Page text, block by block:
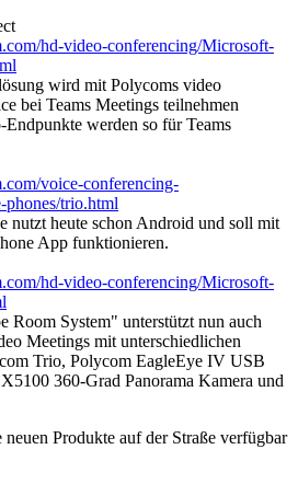
hd-video-conferencing/Microsoft-
wird mit Polycoms video
bei Teams Meetings teilnehmen
werden so für Teams
voice-conferencing-
phones/trio.html
nutzt heute schon Android und soll mit
App funktionieren.
hd-video-conferencing/Microsoft-
Room System" unterstützt nun auch
Meetings mit unterschiedlichen
Trio, Polycom EagleEye IV USB
360-Grad Panorama Kamera und
Produkte auf der Straße verfügbar